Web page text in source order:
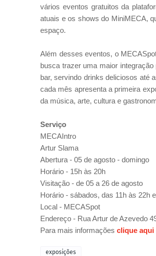
vários eventos gratuitos da
atuais e os shows do MiniMECA,
espaço.
Além desses eventos, o
busca trazer uma maior
bar, servindo drinks deliciosos até
cada mês apresenta a primeira
da música, arte, cultura e
Serviço
MECAIntro
Artur Slama
Abertura - 05 de agosto - domingo
Horário - 15h às 20h
Visitação - de 05 a 26 de agosto
Horário - sábados, das 11h às 22h
Local - MECASpot
Endereço - Rua Artur de Azevedo
Para mais informações clique aqui
exposições